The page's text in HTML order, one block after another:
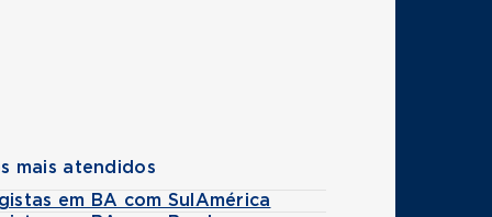
mais atendidos
em BA com SulAmérica